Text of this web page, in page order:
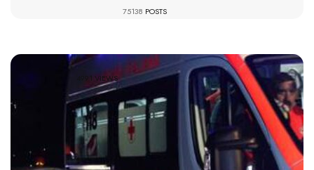
75138 POSTS
4991 VIEWS